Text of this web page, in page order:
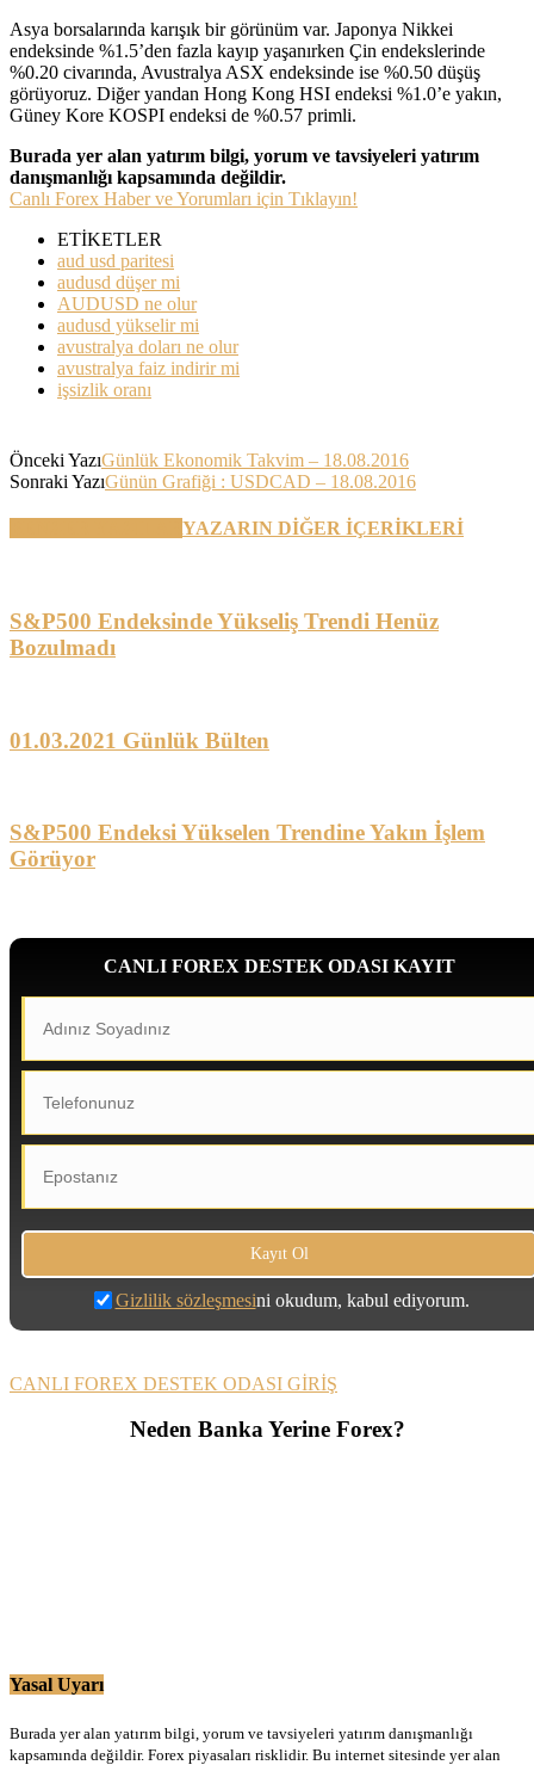
Asya borsalarında karışık bir görünüm var. Japonya Nikkei
endeksinde %1.5’den fazla kayıp yaşanırken Çin endekslerinde
%0.20 civarında, Avustralya ASX endeksinde ise %0.50 düşüş
görüyoruz. Diğer yandan Hong Kong HSI endeksi %1.0’e yakın,
Güney Kore KOSPI endeksi de %0.57 primli.
Burada yer alan yatırım bilgi, yorum ve tavsiyeleri yatırım
danışmanlığı kapsamında değildir.
Canlı Forex Haber ve Yorumları için Tıklayın!
ETİKETLER
aud usd paritesi
audusd düşer mi
AUDUSD ne olur
audusd yükselir mi
avustralya doları ne olur
avustralya faiz indirir mi
işsizlik oranı
Önceki YazıGünlük Ekonomik Takvim – 18.08.2016
Sonraki YazıGünün Grafiği : USDCAD – 18.08.2016
YAZARIN DİĞER İÇERİKLERİ
S&P500 Endeksinde Yükseliş Trendi Henüz
Bozulmadı
01.03.2021 Günlük Bülten
S&P500 Endeksi Yükselen Trendine Yakın İşlem
Görüyor
CANLI FOREX DESTEK ODASI KAYIT
Gizlilik sözleşmesini okudum, kabul ediyorum.
CANLI FOREX DESTEK ODASI GİRİŞ
Neden Banka Yerine Forex?
Yasal Uyarı
Burada yer alan yatırım bilgi, yorum ve tavsiyeleri yatırım danışmanlığı
kapsamında değildir. Forex piyasaları risklidir. Bu internet sitesinde yer alan